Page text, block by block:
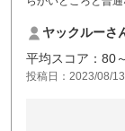
酷暑続きでメンテ
ヤックルーさ
平均スコア：80
投稿日：2023/08/13